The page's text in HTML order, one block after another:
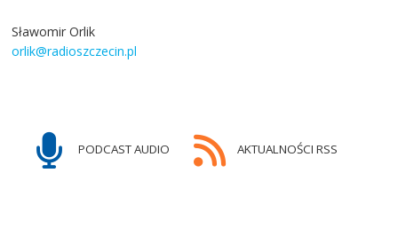
Sławomir Orlik
orlik@radioszczecin.pl
PODCAST AUDIO AKTUALNOŚCI RSS